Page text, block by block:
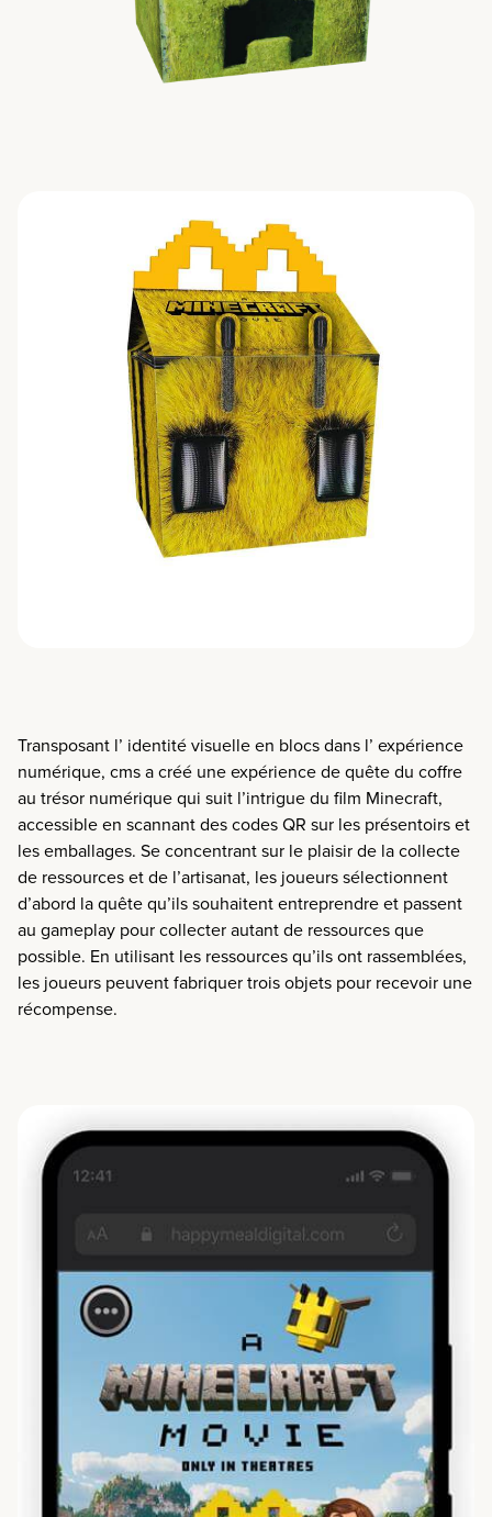
Transposant l’ identité visuelle en blocsdans l’ expérience
numérique, cmsa créé uneexpériencede quête du coffre
au trésor numériquequi suit l’intrigue du film Minecraft,
accessible en scannant des codes QR sur les présentoirset
les emballages. Se concentrant sur le plaisir de la collecte
de ressources et de l’artisanat, les joueurssélectionnent
d’abord la quête qu’ils souhaitententreprendreet passent
au gameplay pour collecter autant de ressources que
possible. En utilisant les ressourcesqu’ils ont rassemblées,
les joueurs peuventfabriquer trois objets pour recevoir une
récompense.